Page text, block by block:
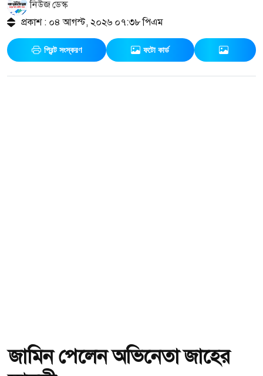
নিউজ ডেস্ক
প্রকাশ : ০৪ আগস্ট, ২০২৬ ০৭:৩৮ পিএম
প্রিন্ট সংস্করণ ফটো কার্ড
জামিন পেলেন অভিনেতা জাহের